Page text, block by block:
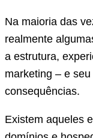
Na maioria das
realmente
a estrutura,
marketing – e
consequências.
Existem aqueles